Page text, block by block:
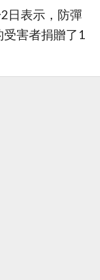
日表示，防彈
受害者捐贈了1